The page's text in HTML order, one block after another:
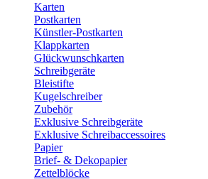
Karten
Postkarten
Künstler-Postkarten
Klappkarten
Glückwunschkarten
Schreibgeräte
Bleistifte
Kugelschreiber
Zubehör
Exklusive Schreibgeräte
Exklusive Schreibaccessoires
Papier
Brief- & Dekopapier
Zettelblöcke